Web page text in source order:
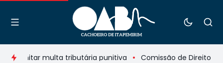
limitar multa tributária punitiva Comissão de Direito da